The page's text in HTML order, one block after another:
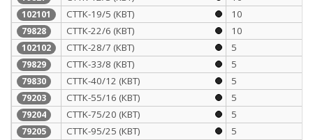
102101 СТТК-19/5 (КВТ) 10
79828 СТТК-22/6 (КВТ) 10
102102 СТТК-28/7 (КВТ) 5
79829 СТТК-33/8 (КВТ) 5
79830 СТТК-40/12 (КВТ) 5
79203 СТТК-55/16 (КВТ) 5
79204 CTTK-75/20 (КВТ) 5
79205 СТТК-95/25 (КВТ) 5